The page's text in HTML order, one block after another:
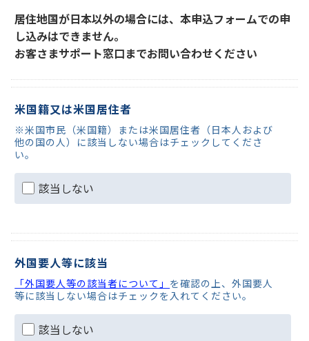
居住地国が日本以外の場合には、本申込フォームでの申
し込みはできません。
お客さまサポート窓口までお問い合わせください
米国籍又は米国居住者
※米国市民（米国籍）または米国居住者（日本人および
他の国の人）に該当しない場合はチェックしてくださ
い。
該当しない
外国要人等に該当
「外国要人等の該当者について」 を確認の上、外国要人
等に該当しない場合はチェックを入れてください。
該当しない